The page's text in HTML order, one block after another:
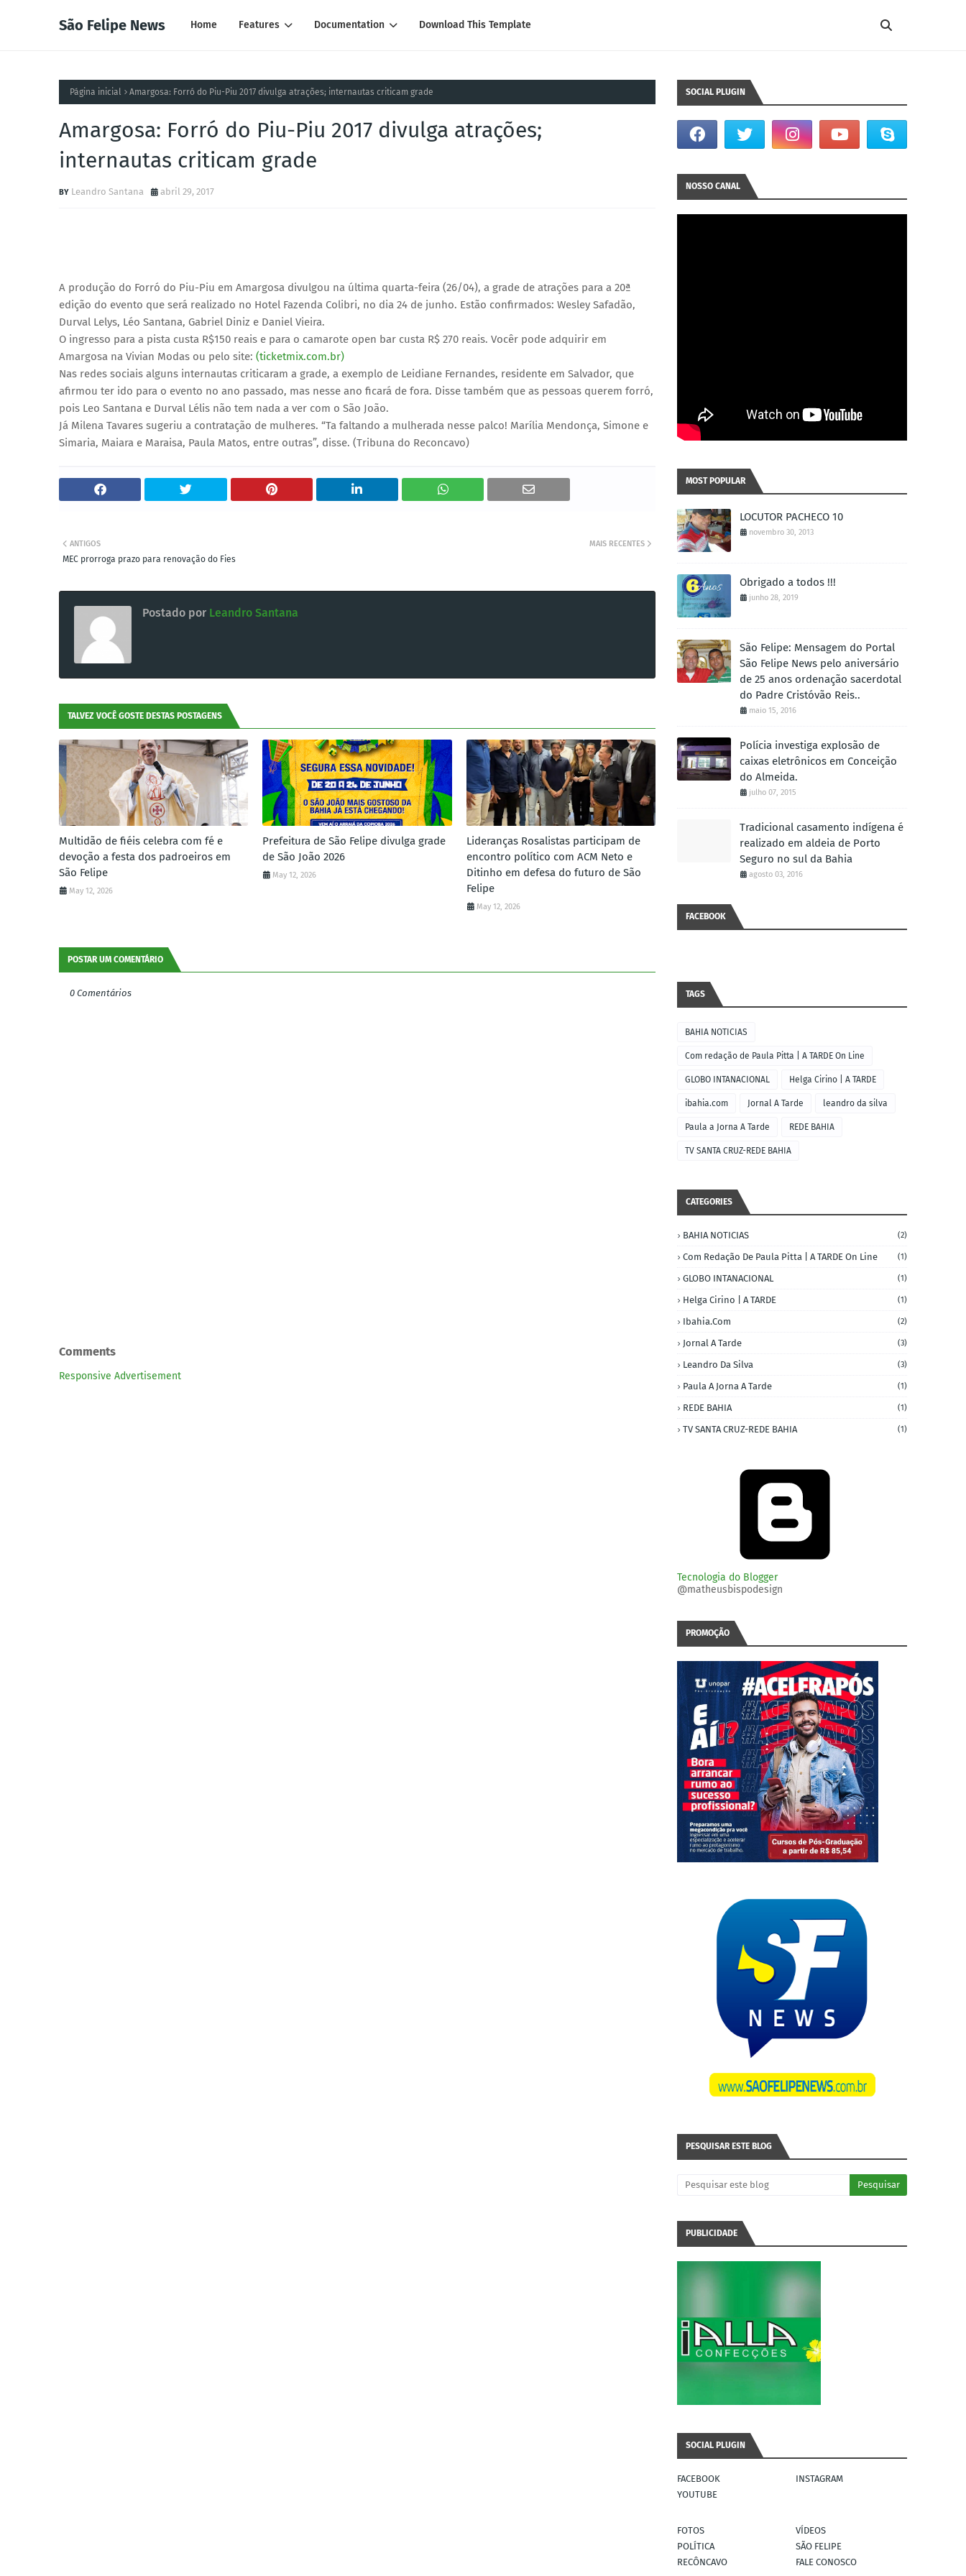
São Felipe News Home Features Documentation Download This Template
Página inicial Amargosa: Forró do Piu-Piu 2017 divulga atrações; internautas criticam grade
Amargosa: Forró do Piu-Piu 2017 divulga atrações;
internautas criticam grade
Leandro Santana abril 29, 2017
A produção do Forró do Piu-Piu em Amargosa divulgou na última quarta-feira (26/04), a grade de atrações para a 20ª
edição do evento que será realizado no Hotel Fazenda Colibri, no dia 24 de junho. Estão confirmados: Wesley Safadão,
Durval Lelys, Léo Santana, Gabriel Diniz e Daniel Vieira.
O ingresso para a pista custa R$150 reais e para o camarote open bar custa R$ 270 reais. Vocêr pode adquirir em
Amargosa na Vivian Modas ou pelo site: (ticketmix.com.br)
Nas redes sociais alguns internautas criticaram a grade, a exemplo de Leidiane Fernandes, residente em Salvador, que
afirmou ter ido para o evento no ano passado, mas nesse ano ficará de fora. Disse também que as pessoas querem forró,
pois Leo Santana e Durval Lélis não tem nada a ver com o São João.
Já Milena Tavares sugeriu a contratação de mulheres. “Ta faltando a mulherada nesse palco! Marília Mendonça, Simone e
Simaria, Maiara e Maraisa, Paula Matos, entre outras”, disse. (Tribuna do Reconcavo)
MAIS RECENTES
ANTIGOS
MEC prorroga prazo para renovação do Fies
Postado por Leandro Santana
TALVEZ VOCÊ GOSTE DESTAS POSTAGENS
Multidão de fiéis celebra com fé e
devoção a festa dos padroeiros em
São Felipe
May 12, 2026
Prefeitura de São Felipe divulga grade
de São João 2026
May 12, 2026
Lideranças Rosalistas participam de
encontro político com ACM Neto e
Ditinho em defesa do futuro de São
Felipe
May 12, 2026
POSTAR UM COMENTÁRIO
0 Comentários
Comments
Responsive Advertisement
SOCIAL PLUGIN
NOSSO CANAL
MOST POPULAR
LOCUTOR PACHECO 10
novembro 30, 2013
Obrigado a todos !!!
junho 28, 2019
São Felipe: Mensagem do Portal
São Felipe News pelo aniversário
de 25 anos ordenação sacerdotal
do Padre Cristóvão Reis..
maio 15, 2016
Polícia investiga explosão de
caixas eletrônicos em Conceição
do Almeida.
julho 07, 2015
Tradicional casamento indígena é
realizado em aldeia de Porto
Seguro no sul da Bahia
agosto 03, 2016
FACEBOOK
TAGS
BAHIA NOTICIAS
Com redação de Paula Pitta | A TARDE On Line
GLOBO INTANACIONAL Helga Cirino | A TARDE
ibahia.com Jornal A Tarde leandro da silva
Paula a Jorna A Tarde REDE BAHIA
TV SANTA CRUZ-REDE BAHIA
CATEGORIES
BAHIA NOTICIAS (2)
Com Redação De Paula Pitta | A TARDE On Line (1)
GLOBO INTANACIONAL (1)
Helga Cirino | A TARDE (1)
Ibahia.com (2)
Jornal A Tarde (3)
Leandro Da Silva (3)
Paula A Jorna A Tarde (1)
REDE BAHIA (1)
TV SANTA CRUZ-REDE BAHIA (1)
Tecnologia do Blogger
@matheusbispodesign
PROMOÇÃO
PESQUISAR ESTE BLOG
PUBLICIDADE
SOCIAL PLUGIN
FACEBOOK
INSTAGRAM
YOUTUBE
FOTOS
VÍDEOS
POLÍTICA
SÃO FELIPE
RECÔNCAVO
FALE CONOSCO